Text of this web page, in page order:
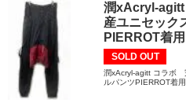
潤xAcryl-
産ユニセック
PIERROT着
SOLD OUT
潤xAcryl-agitt コラボ
ルパンツPIERROT着